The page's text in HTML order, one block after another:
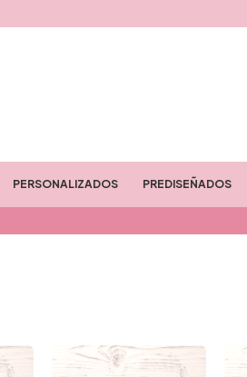
PERSONALIZADOS PREDISEÑADOS